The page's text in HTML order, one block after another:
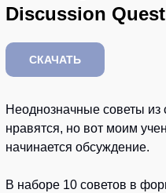
Discussion
СКАЧАТЬ
Неоднозначные советы из
нравятся, но вот моим
начинается обсуждение.
В наборе 10 советов в